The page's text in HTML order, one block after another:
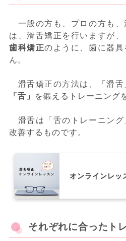
一般の方も、プロの方も、
は、滑舌矯正を行いますが、
歯科矯正のように、歯に器
ん。
滑舌矯正の方法は、「滑舌
「舌」 を鍛えるトレーニング
滑舌は「舌のトレーニング
改善するものです。
オンラインレッ
それぞれに合ったト